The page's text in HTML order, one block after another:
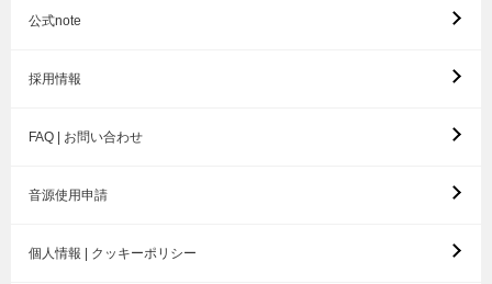
公式note
採用情報
FAQ | お問い合わせ
音源使用申請
個人情報 | クッキーポリシー